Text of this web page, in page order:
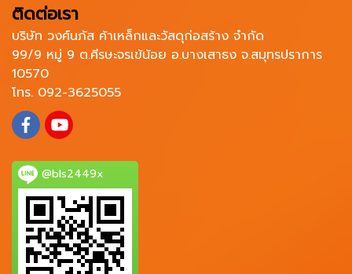
ติดต่อเรา
บริษัท วงศ์นภัส ค้าเหล็กและวัสดุก่อสร้าง จำกัด
99/9 หมู่ 9 ต.ศีรษะจรเข้น้อย อ.บางเสาธง จ.สมุทรปราการ
10570
โทร. 092-3625055
@bls2449x